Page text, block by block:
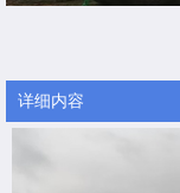
详细内容